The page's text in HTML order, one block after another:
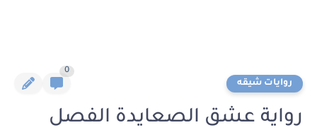
روايات شيقه
0
رواية عشق الصعايدة الفصل